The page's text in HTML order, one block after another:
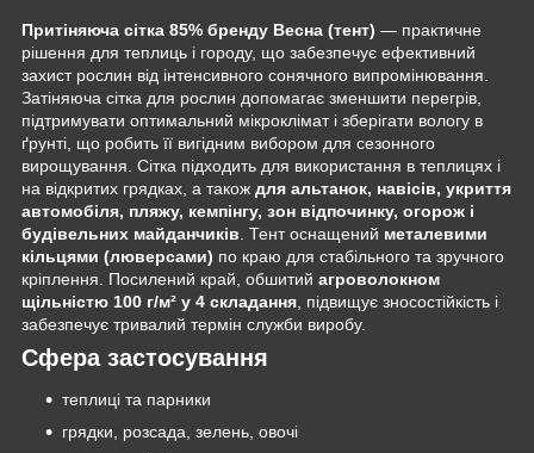
Притіняюча сітка 85% бренду Весна (тент) — практичне
рішення для теплиць і городу, що забезпечує ефективний
захист рослин від інтенсивного сонячного випромінювання.
Затіняюча сітка для рослин допомагає зменшити перегрів,
підтримувати оптимальний мікроклімат і зберігати вологу в
ґрунті, що робить її вигідним вибором для сезонного
вирощування. Сітка підходить для використання в теплицях і
на відкритих грядках, а також для альтанок, навісів, укриття
автомобіля, пляжу, кемпінгу, зон відпочинку, огорож і
будівельних майданчиків . Тент оснащений металевими
кільцями (люверсами) по краю для стабільного та зручного
кріплення. Посилений край, обшитий агроволокном
щільністю 100 г/м² у 4 складання , підвищує зносостійкість і
забезпечує тривалий термін служби виробу.
Сфера застосування
теплиці та парники
грядки, розсада, зелень, овочі